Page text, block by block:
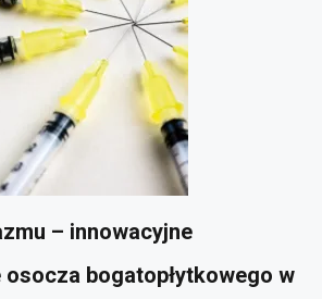
– innowacyjne
bogatopłytkowego w